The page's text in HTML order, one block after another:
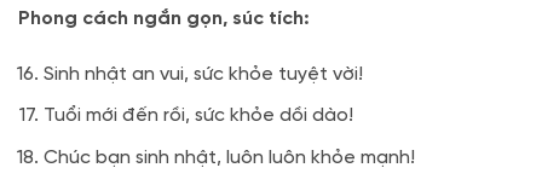
Phong cách ngắn gọn, súc tích:
Sinh nhật an vui, sức khỏe tuyệt vời!
Tuổi mới đến rồi, sức khỏe dồi dào!
Chúc bạn sinh nhật, luôn luôn khỏe mạnh!